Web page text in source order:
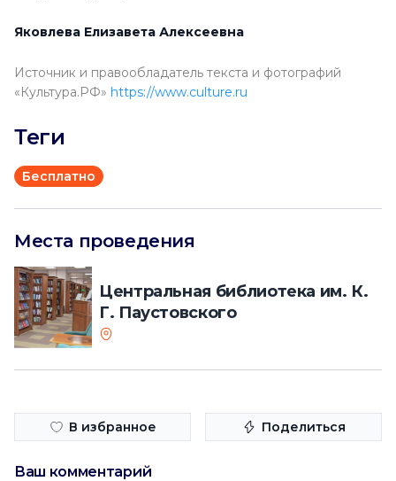
Яковлева Елизавета Алексеевна
Источник и правообладатель текста и фотографий
«Культура.РФ» https://www.culture.ru
Теги
Бесплатно
Места проведения
Центральная библиотека им. К.
Г. Паустовского
В избранное Поделиться
Ваш комментарий